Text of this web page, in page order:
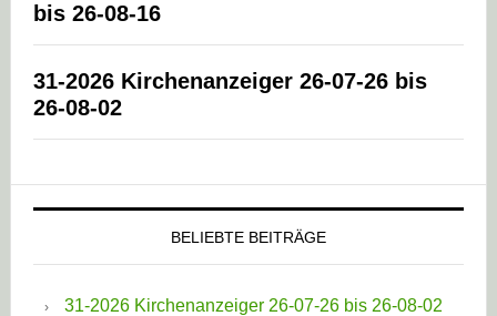
bis 26-08-16
31-2026 Kirchenanzeiger 26-07-26 bis
26-08-02
BELIEBTE BEITRÄGE
31-2026 Kirchenanzeiger 26-07-26 bis 26-08-02